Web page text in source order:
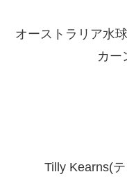
オーストラリア水
カー
Tilly Kearns(